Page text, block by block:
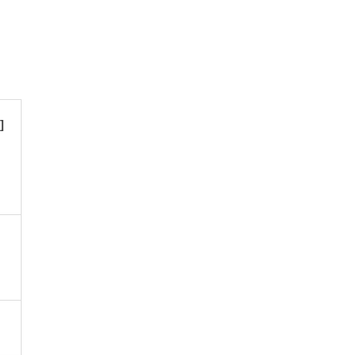
]